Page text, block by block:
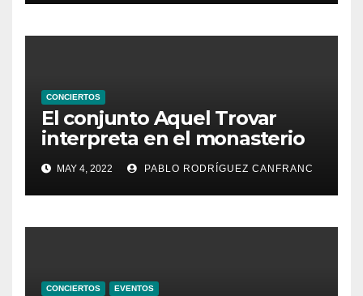
CONCIERTOS
El conjunto Aquel Trovar
interpreta en el monasterio
de Santa María de la
Valldigna las cantigas de
Alfonso X el Sabio
MAY 4, 2022 PABLO RODRÍGUEZ CANFRANC
CONCIERTOS EVENTOS